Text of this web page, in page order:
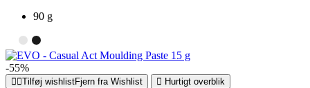
90 g
-55%
Tilføj wishlistFjern fra Wishlist
Hurtigt overblik